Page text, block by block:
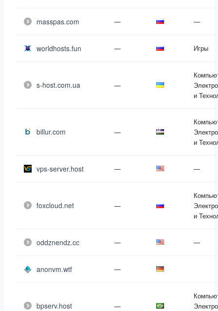
masspas.com — —
worldhosts.fun — Игры
s-host.com.ua —
и
billur.com —
и
vps-server.host — —
foxcloud.net —
и
oddznendz.cc — —
anonvm.wtf —
bpserv.host —